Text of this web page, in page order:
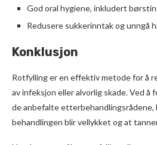
God oral hygiene, inkludert
Redusere sukkerinntak og unngå
Konklusjon
Rotfylling er en effektiv metode for å
av infeksjon eller alvorlig skade. Ved
de anbefalte etterbehandlingsrådene,
behandlingen blir vellykket og at